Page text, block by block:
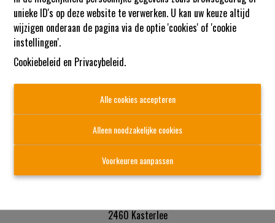
unieke ID's op deze website te verwerken. U kan uw keuze altijd
wijzigen onderaan de pagina via de optie 'cookies' of 'cookie
instellingen'.
Cookiebeleid en Privacybeleid.
Alle cookies accepteren
Alleen noodzakelijke cookies
Voorkeuren aanpassen
Aardseweg 88
B-2440 Geel
2460 Kasterlee